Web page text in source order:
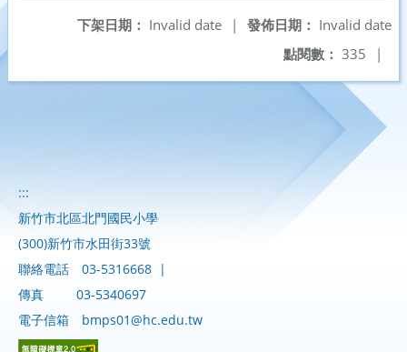
發佈日期： Invalid date
下架日期： Invalid date
|
點閱數： 335 |
:::
新竹市北區北門國民小學
(300)新竹市水田街33號
聯絡電話
03-5316668 |
傳真
03-5340697
電子信箱
bmps01@hc.edu.tw